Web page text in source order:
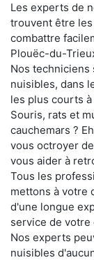
Les experts de
trouvent être
combattre
Plouëc-du-
Nos techniciens
nuisibles, dans
les plus courts
Souris, rats et
cauchemars ?
vous octroyer
vous aider à
Tous les
mettons à votre
d'une longue
service de votre
Nos experts
nuisibles